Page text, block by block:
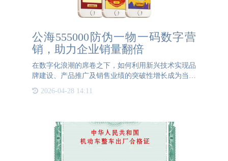
公海555000防伪一物一码数字营
销，助力企业销量翻倍
在数字化浪潮的席卷之下，如何利用新兴技术实现品
牌建设、产品推广及销售业绩的突破性增长成为当下
数字营销策略应运而生，并逐渐展现出其对企业发展
2026-04-28 14:11